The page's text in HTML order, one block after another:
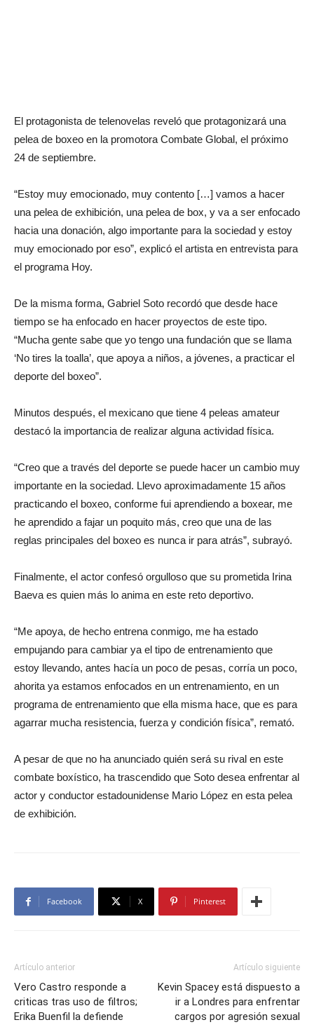
El protagonista de telenovelas reveló que protagonizará una
pelea de boxeo en la promotora Combate Global, el próximo
24 de septiembre.
“Estoy muy emocionado, muy contento […] vamos a hacer
una pelea de exhibición, una pelea de box, y va a ser enfocado
hacia una donación, algo importante para la sociedad y estoy
muy emocionado por eso”, explicó el artista en entrevista para
el programa Hoy.
De la misma forma, Gabriel Soto recordó que desde hace
tiempo se ha enfocado en hacer proyectos de este tipo.
“Mucha gente sabe que yo tengo una fundación que se llama
‘No tires la toalla’, que apoya a niños, a jóvenes, a practicar el
deporte del boxeo”.
Minutos después, el mexicano que tiene 4 peleas amateur
destacó la importancia de realizar alguna actividad física.
“Creo que a través del deporte se puede hacer un cambio muy
importante en la sociedad. Llevo aproximadamente 15 años
practicando el boxeo, conforme fui aprendiendo a boxear, me
he aprendido a fajar un poquito más, creo que una de las
reglas principales del boxeo es nunca ir para atrás”, subrayó.
Finalmente, el actor confesó orgulloso que su prometida Irina
Baeva es quien más lo anima en este reto deportivo.
“Me apoya, de hecho entrena conmigo, me ha estado
empujando para cambiar ya el tipo de entrenamiento que
estoy llevando, antes hacía un poco de pesas, corría un poco,
ahorita ya estamos enfocados en un entrenamiento, en un
programa de entrenamiento que ella misma hace, que es para
agarrar mucha resistencia, fuerza y condición física”, remató.
A pesar de que no ha anunciado quién será su rival en este
combate boxístico, ha trascendido que Soto desea enfrentar al
actor y conductor estadounidense Mario López en esta pelea
de exhibición.
Facebook X Pinterest
Artículo anterior
Vero Castro responde a
criticas tras uso de filtros;
Erika Buenfil la defiende
Artículo siguiente
Kevin Spacey está dispuesto a
ir a Londres para enfrentar
cargos por agresión sexual